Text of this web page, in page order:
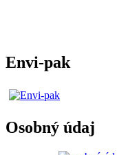
Envi-pak
Osobný údaj